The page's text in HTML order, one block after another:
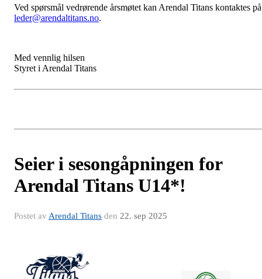
Ved spørsmål vedrørende årsmøtet kan Arendal Titans kontaktes på
leder@arendaltitans.no.
Med vennlig hilsen
Styret i Arendal Titans
Seier i sesongåpningen for
Arendal Titans U14*!
Postet av Arendal Titans den 22. sep 2025